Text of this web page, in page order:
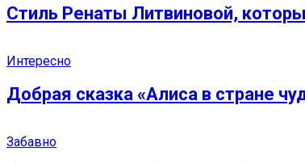
Стиль Ренаты Литвиновой,
Интересно
Добрая сказка «Алиса в стране
Забавно